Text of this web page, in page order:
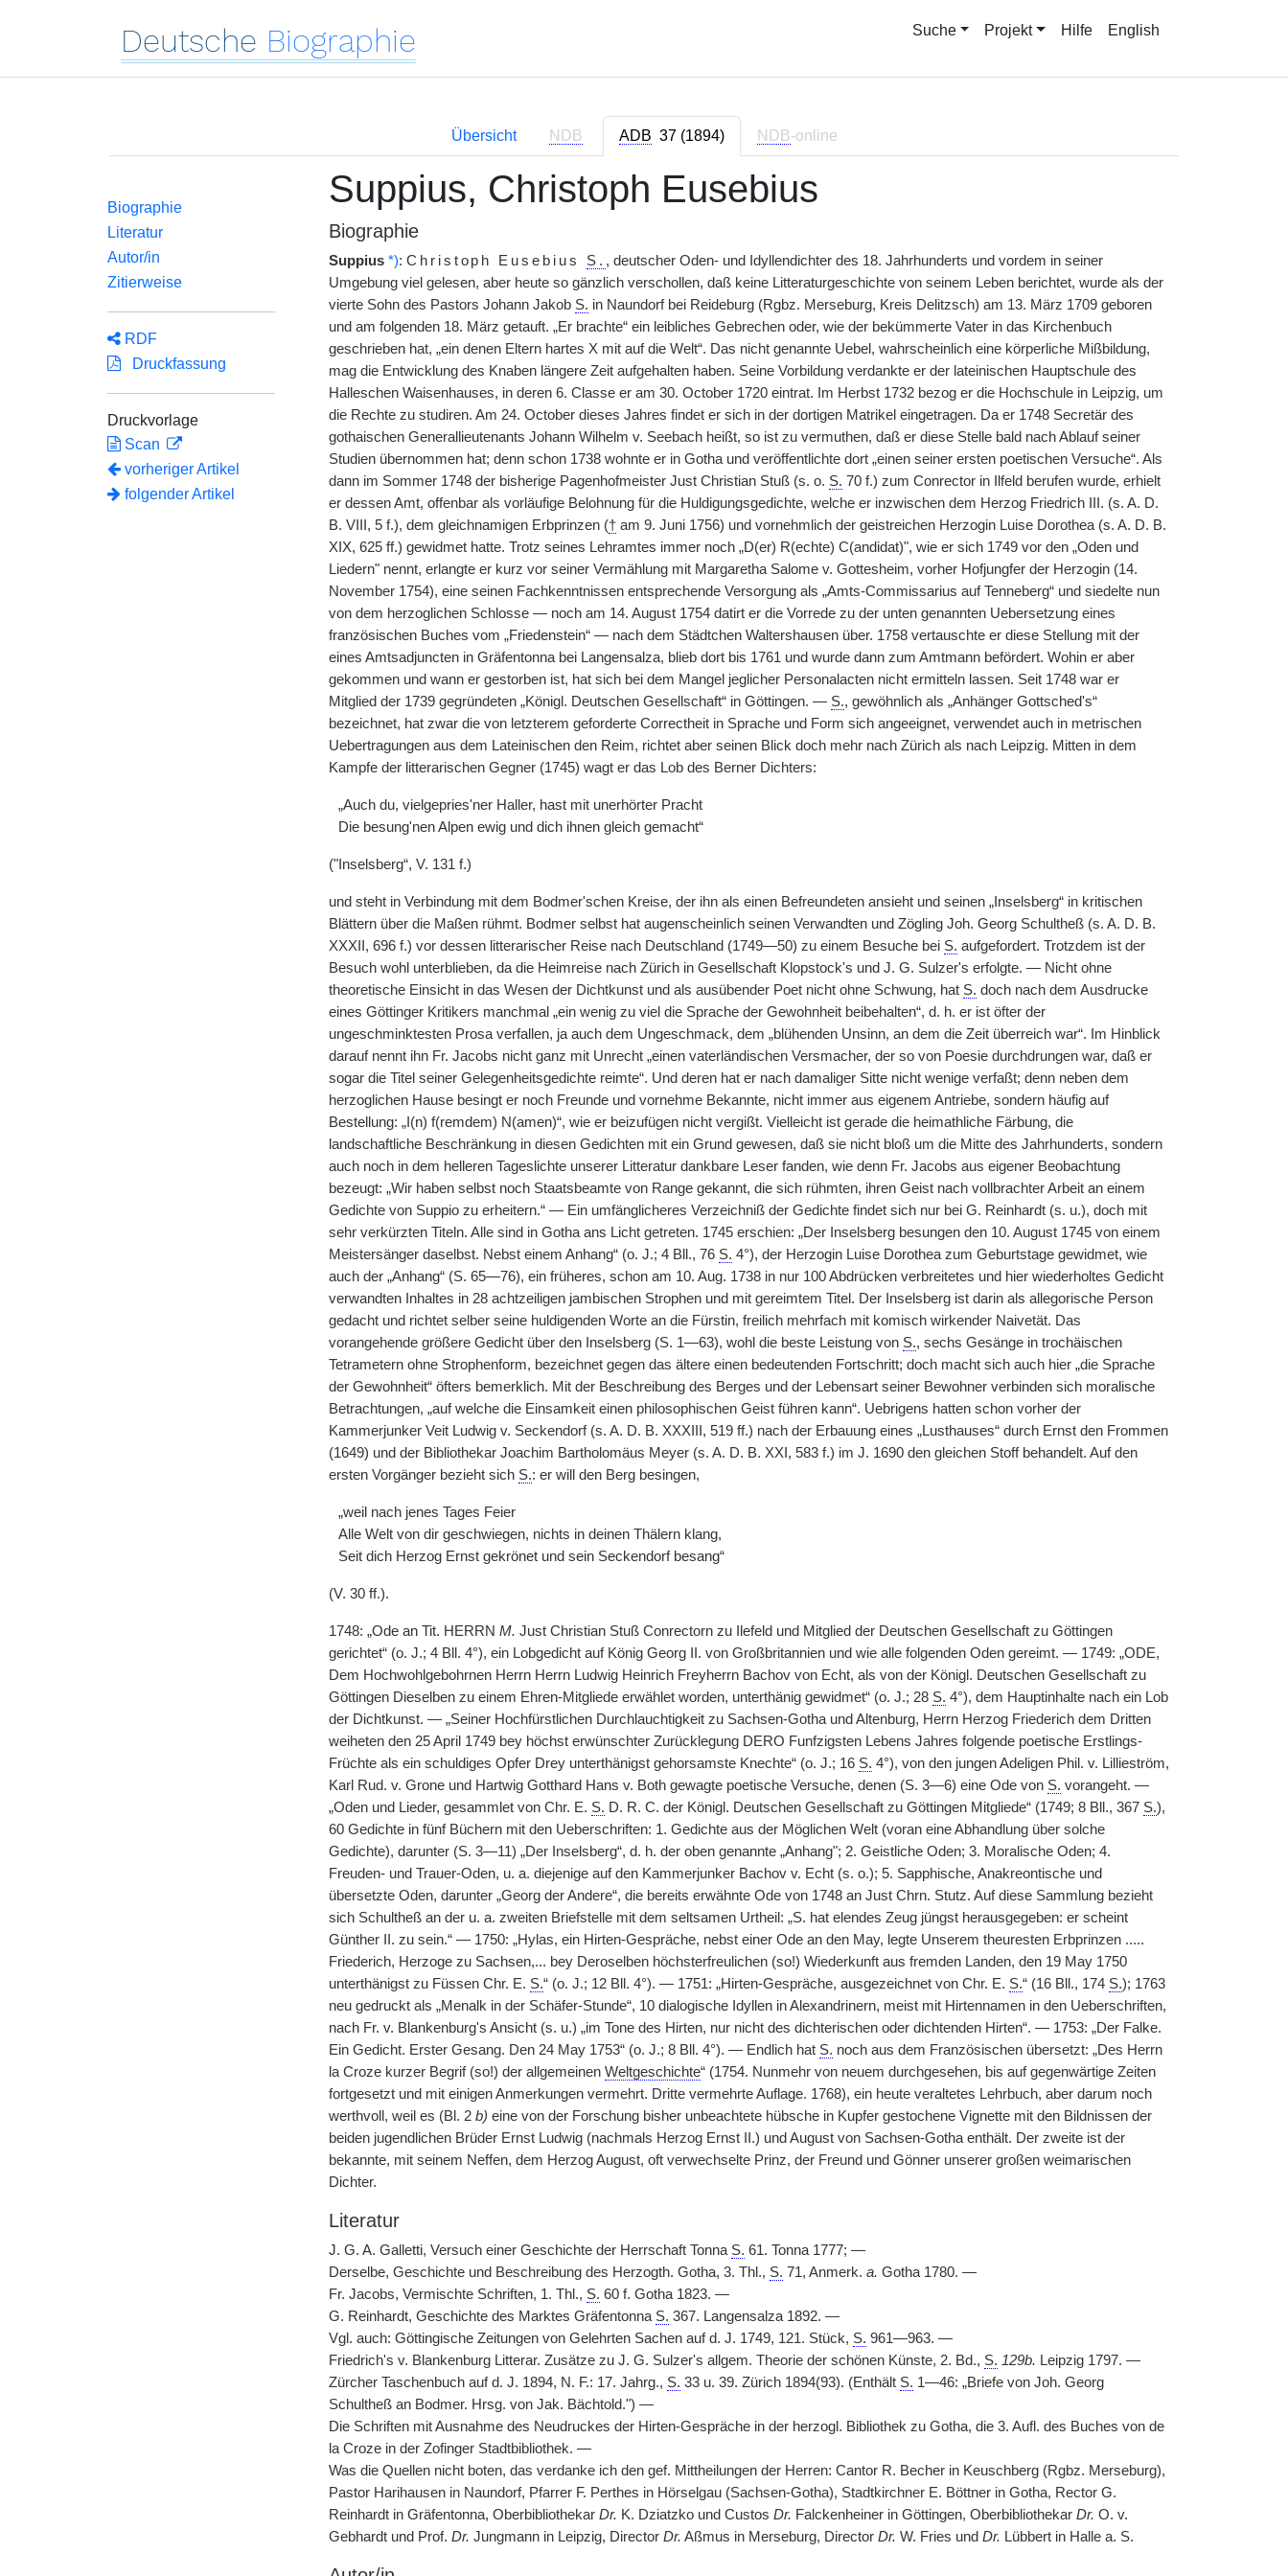
Deutsche Biographie Suche Projekt Hilfe English
Übersicht NDB ADB 37 (1894) NDB-online
Biographie
Literatur
Autor/in
Zitierweise
RDF
Druckfassung
Druckvorlage
Scan
vorheriger Artikel
folgender Artikel
Suppius, Christoph Eusebius
Biographie
Suppius *): Christoph Eusebius S. , deutscher Oden- und Idyllendichter des 18. Jahrhunderts und vordem in seiner
Umgebung viel gelesen, aber heute so gänzlich verschollen, daß keine Litteraturgeschichte von seinem Leben berichtet, wurde als der
vierte Sohn des Pastors Johann Jakob S. in Naundorf bei Reideburg (Rgbz. Merseburg, Kreis Delitzsch) am 13. März 1709 geboren
und am folgenden 18. März getauft. „Er brachte“ ein leibliches Gebrechen oder, wie der bekümmerte Vater in das Kirchenbuch
geschrieben hat, „ein denen Eltern hartes X mit auf die Welt“. Das nicht genannte Uebel, wahrscheinlich eine körperliche Mißbildung,
mag die Entwicklung des Knaben längere Zeit aufgehalten haben. Seine Vorbildung verdankte er der lateinischen Hauptschule des
Halleschen Waisenhauses, in deren 6. Classe er am 30. October 1720 eintrat. Im Herbst 1732 bezog er die Hochschule in Leipzig, um
die Rechte zu studiren. Am 24. October dieses Jahres findet er sich in der dortigen Matrikel eingetragen. Da er 1748 Secretär des
gothaischen Generallieutenants Johann Wilhelm v. Seebach heißt, so ist zu vermuthen, daß er diese Stelle bald nach Ablauf seiner
Studien übernommen hat; denn schon 1738 wohnte er in Gotha und veröffentlichte dort „einen seiner ersten poetischen Versuche“. Als
dann im Sommer 1748 der bisherige Pagenhofmeister Just Christian Stuß (s. o. S. 70 f.) zum Conrector in Ilfeld berufen wurde, erhielt
er dessen Amt, offenbar als vorläufige Belohnung für die Huldigungsgedichte, welche er inzwischen dem Herzog Friedrich III. (s. A. D.
B. VIII, 5 f.), dem gleichnamigen Erbprinzen (†am 9. Juni 1756) und vornehmlich der geistreichen Herzogin| Luise Dorothea (s. A. D. B.
XIX, 625 ff.) gewidmet hatte. Trotz seines Lehramtes immer noch „D(er) R(echte) C(andidat)", wie er sich 1749 vor den „Oden und
Liedern" nennt, erlangte er kurz vor seiner Vermählung mit Margaretha Salome v. Gottesheim, vorher Hofjungfer der Herzogin (14.
November 1754), eine seinen Fachkenntnissen entsprechende Versorgung als „Amts-Commissarius auf Tenneberg“ und siedelte nun
von dem herzoglichen Schlosse — noch am 14. August 1754 datirt er die Vorrede zu der unten genannten Uebersetzung eines
französischen Buches vom „Friedenstein“ — nach dem Städtchen Waltershausen über. 1758 vertauschte er diese Stellung mit der
eines Amtsadjuncten in Gräfentonna bei Langensalza, blieb dort bis 1761 und wurde dann zum Amtmann befördert. Wohin er aber
gekommen und wann er gestorben ist, hat sich bei dem Mangel jeglicher Personalacten nicht ermitteln lassen. Seit 1748 war er
Mitglied der 1739 gegründeten „Königl. Deutschen Gesellschaft“ in Göttingen. — S., gewöhnlich als „Anhänger Gottsched's“
bezeichnet, hat zwar die von letzterem geforderte Correctheit in Sprache und Form sich angeeignet, verwendet auch in metrischen
Uebertragungen aus dem Lateinischen den Reim, richtet aber seinen Blick doch mehr nach Zürich als nach Leipzig. Mitten in dem
Kampfe der litterarischen Gegner (1745) wagt er das Lob des Berner Dichters:
„Auch du, vielgepries'ner Haller, hast mit unerhörter Pracht
Die besung'nen Alpen ewig und dich ihnen gleich gemacht“
("Inselsberg“, V. 131 f.)
und steht in Verbindung mit dem Bodmer'schen Kreise, der ihn als einen Befreundeten ansieht und seinen „Inselsberg“ in kritischen
Blättern über die Maßen rühmt. Bodmer selbst hat augenscheinlich seinen Verwandten und Zögling Joh. Georg Schultheß (s. A. D. B.
XXXII, 696 f.) vor dessen litterarischer Reise nach Deutschland (1749—50) zu einem Besuche bei S. aufgefordert. Trotzdem ist der
Besuch wohl unterblieben, da die Heimreise nach Zürich in Gesellschaft Klopstock's und J. G. Sulzer's erfolgte. — Nicht ohne
theoretische Einsicht in das Wesen der Dichtkunst und als ausübender Poet nicht ohne Schwung, hat S. doch nach dem Ausdrucke
eines Göttinger Kritikers manchmal „ein wenig zu viel die Sprache der Gewohnheit beibehalten“, d. h. er ist öfter der
ungeschminktesten Prosa verfallen, ja auch dem Ungeschmack, dem „blühenden Unsinn, an dem die Zeit überreich war“. Im Hinblick
darauf nennt ihn Fr. Jacobs nicht ganz mit Unrecht „einen vaterländischen Versmacher, der so von Poesie durchdrungen war, daß er
sogar die Titel seiner Gelegenheitsgedichte reimte“. Und deren hat er nach damaliger Sitte nicht wenige verfaßt; denn neben dem
herzoglichen Hause besingt er noch Freunde und vornehme Bekannte, nicht immer aus eigenem Antriebe, sondern häufig auf
Bestellung: „I(n) f(remdem) N(amen)“, wie er beizufügen nicht vergißt. Vielleicht ist gerade die heimathliche Färbung, die
landschaftliche Beschränkung in diesen Gedichten mit ein Grund gewesen, daß sie nicht bloß um die Mitte des Jahrhunderts, sondern
auch noch in dem helleren Tageslichte unserer Litteratur dankbare Leser fanden, wie denn Fr. Jacobs aus eigener Beobachtung
bezeugt: „Wir haben selbst noch Staatsbeamte von Range gekannt, die sich rühmten, ihren Geist nach vollbrachter Arbeit an einem
Gedichte von Suppio zu erheitern.“ — Ein umfänglicheres Verzeichniß der Gedichte findet sich nur bei G. Reinhardt (s. u.), doch mit
sehr verkürzten Titeln. Alle sind in Gotha ans Licht getreten. 1745 erschien: „Der Inselsberg besungen den 10. August 1745 von einem
Meistersänger daselbst. Nebst einem Anhang“ (o. J.; 4 Bll., 76 S. 4°), der Herzogin Luise Dorothea zum Geburtstage gewidmet, wie
auch der „Anhang“ (S. 65—76), ein früheres, schon am 10. Aug. 1738 in nur 100 Abdrücken verbreitetes und hier wiederholtes Gedicht
verwandten Inhaltes in 28 achtzeiligen jambischen Strophen und mit gereimtem Titel. Der| Inselsberg ist darin als allegorische Person
gedacht und richtet selber seine huldigenden Worte an die Fürstin, freilich mehrfach mit komisch wirkender Naivetät. Das
vorangehende größere Gedicht über den Inselsberg (S. 1—63), wohl die beste Leistung von S., sechs Gesänge in trochäischen
Tetrametern ohne Strophenform, bezeichnet gegen das ältere einen bedeutenden Fortschritt; doch macht sich auch hier „die Sprache
der Gewohnheit“ öfters bemerklich. Mit der Beschreibung des Berges und der Lebensart seiner Bewohner verbinden sich moralische
Betrachtungen, „auf welche die Einsamkeit einen philosophischen Geist führen kann“. Uebrigens hatten schon vorher der
Kammerjunker Veit Ludwig v. Seckendorf (s. A. D. B. XXXIII, 519 ff.) nach der Erbauung eines „Lusthauses“ durch Ernst den Frommen
(1649) und der Bibliothekar Joachim Bartholomäus Meyer (s. A. D. B. XXI, 583 f.) im J. 1690 den gleichen Stoff behandelt. Auf den
ersten Vorgänger bezieht sich S.: er will den Berg besingen,
„weil nach jenes Tages Feier
Alle Welt von dir geschwiegen, nichts in deinen Thälern klang,
Seit dich Herzog Ernst gekrönet und sein Seckendorf besang“
(V. 30 ff.).
1748: „Ode an Tit. HERRN M. Just Christian Stuß Conrectorn zu Ilefeld und Mitglied der Deutschen Gesellschaft zu Göttingen
gerichtet“ (o. J.; 4 Bll. 4°), ein Lobgedicht auf König Georg II. von Großbritannien und wie alle folgenden Oden gereimt. — 1749: „ODE,
Dem Hochwohlgebohrnen Herrn Herrn Ludwig Heinrich Freyherrn Bachov von Echt, als von der Königl. Deutschen Gesellschaft zu
Göttingen Dieselben zu einem Ehren-Mitgliede erwählet worden, unterthänig gewidmet“ (o. J.; 28 S. 4°), dem Hauptinhalte nach ein Lob
der Dichtkunst. — „Seiner Hochfürstlichen Durchlauchtigkeit zu Sachsen-Gotha und Altenburg, Herrn Herzog Friederich dem Dritten
weiheten den 25 April 1749 bey höchst erwünschter Zurücklegung DERO Funfzigsten Lebens Jahres folgende poetische Erstlings-
Früchte als ein schuldiges Opfer Drey unterthänigst gehorsamste Knechte“ (o. J.; 16 S. 4°), von den jungen Adeligen Phil. v. Lillieström,
Karl Rud. v. Grone und Hartwig Gotthard Hans v. Both gewagte poetische Versuche, denen (S. 3—6) eine Ode von S. vorangeht. —
„Oden und Lieder, gesammlet von Chr. E. S. D. R. C. der Königl. Deutschen Gesellschaft zu Göttingen Mitgliede“ (1749; 8 Bll., 367 S.),
60 Gedichte in fünf Büchern mit den Ueberschriften: 1. Gedichte aus der Möglichen Welt (voran eine Abhandlung über solche
Gedichte), darunter (S. 3—11) „Der Inselsberg“, d. h. der oben genannte „Anhang"; 2. Geistliche Oden; 3. Moralische Oden; 4.
Freuden- und Trauer-Oden, u. a. diejenige auf den Kammerjunker Bachov v. Echt (s. o.); 5. Sapphische, Anakreontische und
übersetzte Oden, darunter „Georg der Andere“, die bereits erwähnte Ode von 1748 an Just Chrn. Stutz. Auf diese Sammlung bezieht
sich Schultheß an der u. a. zweiten Briefstelle mit dem seltsamen Urtheil: „S. hat elendes Zeug jüngst herausgegeben: er scheint
Günther II. zu sein.“ — 1750: „Hylas, ein Hirten-Gespräche, nebst einer Ode an den May, legte Unserem theuresten Erbprinzen .....
Friederich, Herzoge zu Sachsen,... bey Deroselben höchsterfreulichen (so!) Wiederkunft aus fremden Landen, den 19 May 1750
unterthänigst zu Füssen Chr. E. S.“ (o. J.; 12 Bll. 4°). — 1751: „Hirten-Gespräche, ausgezeichnet von Chr. E. S.“ (16 Bll., 174 S.); 1763
neu gedruckt als „Menalk in der Schäfer-Stunde“, 10 dialogische Idyllen in Alexandrinern, meist mit Hirtennamen in den Ueberschriften,
nach Fr. v. Blankenburg's Ansicht (s. u.) „im Tone des Hirten, nur nicht des dichterischen oder dichtenden Hirten“. — 1753: „Der Falke.
Ein Gedicht. Erster Gesang. Den 24 May 1753“ (o. J.; 8 Bll. 4°). — Endlich hat S. noch aus dem Französischen übersetzt: „Des Herrn
la Croze kurzer Begrif (so!) der allgemeinen Weltgeschichte“ (1754. Nunmehr von neuem durchgesehen, bis auf gegenwärtige Zeiten
fortgesetzt und mit einigen Anmerkungen vermehrt. Dritte vermehrte Auflage. 1768), ein heute veraltetes Lehrbuch, aber darum noch
werthvoll, weil es (Bl. 2 b) eine von der Forschung bisher unbeachtete hübsche in Kupfer gestochene Vignette mit den Bildnissen der
beiden jugendlichen Brüder Ernst Ludwig (nachmals Herzog Ernst II.) und August von Sachsen-Gotha enthält. Der zweite ist der
bekannte, mit seinem Neffen, dem Herzog August, oft verwechselte Prinz, der Freund und Gönner unserer großen weimarischen
Dichter.
Literatur
J. G. A. Galletti, Versuch einer Geschichte der Herrschaft Tonna S. 61. Tonna 1777; —
Derselbe, Geschichte und Beschreibung des Herzogth. Gotha, 3. Thl., S. 71, Anmerk. a. Gotha 1780. —
Fr. Jacobs, Vermischte Schriften, 1. Thl., S. 60 f. Gotha 1823. —
G. Reinhardt, Geschichte des Marktes Gräfentonna S. 367. Langensalza 1892. —
Vgl. auch: Göttingische Zeitungen von Gelehrten Sachen auf d. J. 1749, 121. Stück, S. 961—963. —
Friedrich's v. Blankenburg Litterar. Zusätze zu J. G. Sulzer's allgem. Theorie der schönen Künste, 2. Bd., S. 129b. Leipzig 1797. —
Zürcher Taschenbuch auf d. J. 1894, N. F.: 17. Jahrg., S. 33 u. 39. Zürich 1894(93). (Enthält S. 1—46: „Briefe von Joh. Georg
Schultheß an Bodmer. Hrsg. von Jak. Bächtold.") —
Die Schriften mit Ausnahme des Neudruckes der Hirten-Gespräche in der herzogl. Bibliothek zu Gotha, die 3. Aufl. des Buches von de
la Croze in der Zofinger Stadtbibliothek. —
Was die Quellen nicht boten, das verdanke ich den gef. Mittheilungen der Herren: Cantor R. Becher in Keuschberg (Rgbz. Merseburg),
Pastor Harihausen in Naundorf, Pfarrer F. Perthes in Hörselgau (Sachsen-Gotha), Stadtkirchner E. Böttner in Gotha, Rector G.
Reinhardt in Gräfentonna, Oberbibliothekar Dr. K. Dziatzko und Custos Dr. Falckenheiner in Göttingen, Oberbibliothekar Dr. O. v.
Gebhardt und Prof. Dr. Jungmann in Leipzig, Director Dr. Aßmus in Merseburg, Director Dr. W. Fries und Dr. Lübbert in Halle a. S.